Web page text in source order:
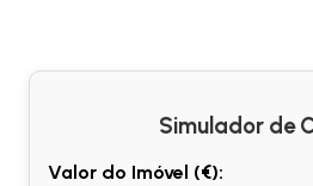
Simulador de
Valor do Imóvel (€):